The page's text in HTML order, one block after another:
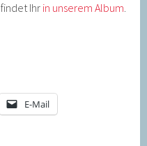
findet Ihr in unserem Album.
E-Mail